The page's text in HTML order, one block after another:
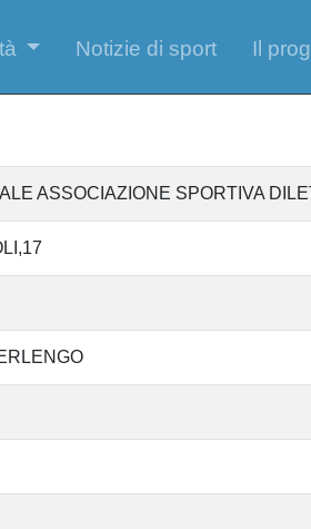
Notizie di sport Il
ASSOCIAZIONE SPORTIVA